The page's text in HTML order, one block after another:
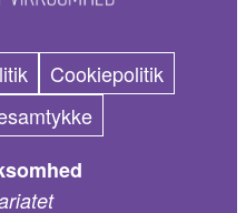
Cookiepolitik